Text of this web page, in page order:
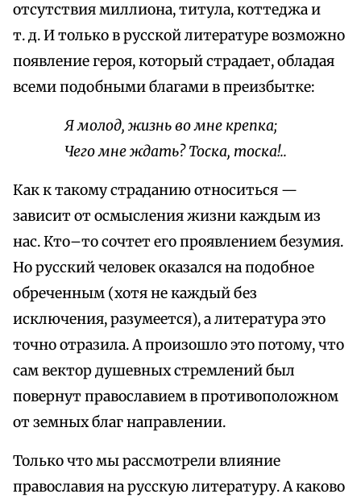
отсутствия миллиона, титула, коттеджа и
т. д. И только в русской литературе возможно
появление героя, который страдает, обладая
всеми подобными благами в преизбытке:
Я молод, жизнь во мне крепка;
Чего мне ждать? Тоска, тоска!..
Как к такому страданию относиться —
зависит от осмысления жизни каждым из
нас. Кто–то сочтет его проявлением безумия.
Но русский человек оказался на подобное
обреченным (хотя не каждый без
исключения, разумеется), а литература это
точно отразила. А произошло это потому, что
сам вектор душевных стремлений был
повернут православием в противоположном
от земных благ направлении.
Только что мы рассмотрели влияние
православия на русскую литературу. А каково